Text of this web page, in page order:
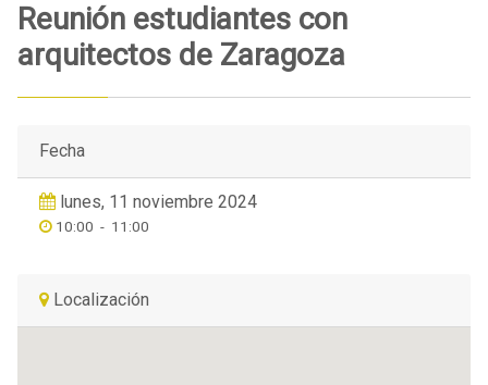
Reunión estudiantes con
arquitectos de Zaragoza
Fecha
lunes, 11 noviembre 2024
10:00 - 11:00
Localización